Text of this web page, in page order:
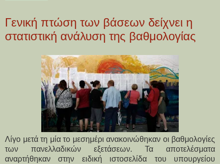
Γενική πτώση των βάσεων δείχνει η
στατιστική ανάλυση της βαθμολογίας
Λίγο μετά τη μία το μεσημέρι ανακοινώθηκαν οι βαθμολογίες
των πανελλαδικών εξετάσεων. Τα αποτελέσματα
αναρτήθηκαν στην ειδική ιστοσελίδα του υπουργείου